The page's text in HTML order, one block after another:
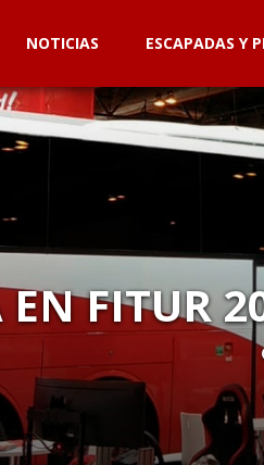
NOTICIAS ESCAPADAS Y
FITUR